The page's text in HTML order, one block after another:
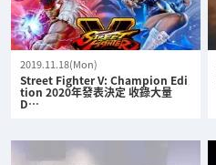
2019.11.18(Mon)
Street Fighter V: Champion Edi
tion 2020年發表決定 收錄大量
D…